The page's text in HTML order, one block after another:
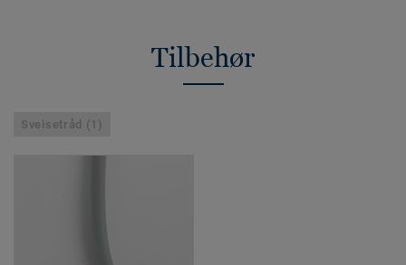
Tilbehør
Sveisetråd (1)